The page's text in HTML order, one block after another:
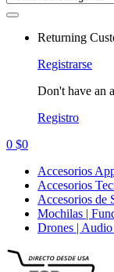
Returning
Registrarse
Don't have an
Registro
0 $0
Accesorios
Accesorios
Accesorios de
Mochilas |
Drones |